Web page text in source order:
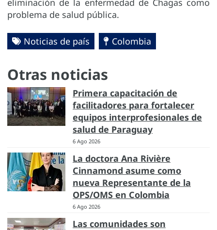
eliminación de la enfermedad de Chagas como
problema de salud pública.
Noticias de país Colombia
Otras noticias
Primera capacitación de
facilitadores para fortalecer
equipos interprofesionales de
salud de Paraguay
6 Ago 2026
La doctora Ana Rivière
Cinnamond asume como
nueva Representante de la
OPS/OMS en Colombia
6 Ago 2026
Las comunidades son